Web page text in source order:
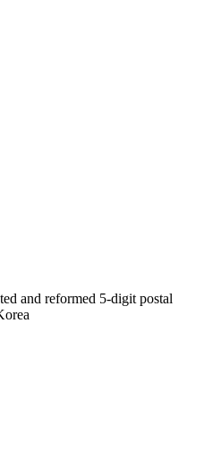
and reformed 5-digit postal